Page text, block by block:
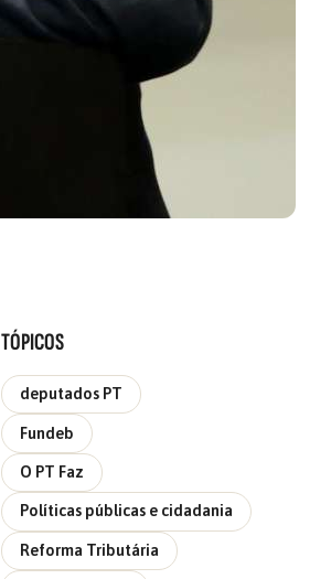
TÓPICOS
deputados PT
Fundeb
O PT Faz
Políticas públicas e cidadania
Reforma Tributária